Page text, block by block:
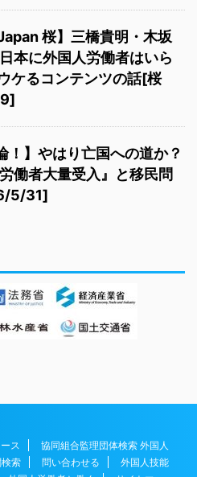
桜】三橋貴明・木坂
本に外国人労働者はいら
ケるコンテンツの話[桜
！】やはり亡国への道か？
労働者大量受入』と移民問
5/31]
ス
協同組合監理団体検索 外国人
索 問い合わせる
外国人技能